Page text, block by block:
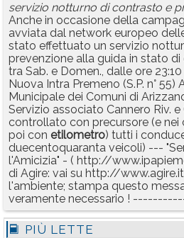
servizio notturno di contrasto e
Anche in occasione della
avviata dal network europeo
stato effettuato un servizio
prevenzione alla guida in stato
tra Sab. e Domen., dalle ore
Nuova Intra Premeno (S.P. n° 55)
Municipale dei Comuni di
Servizio associato Cannero Riv. e
controllato con precursore (e nei
poi con etilometro) tutti i
duecentoquaranta veicoli) ---
l'Amicizia" - ( http://
di Agire: vai su http://
l'ambiente; stampa questo
veramente necessario !
PIÙ LETTE